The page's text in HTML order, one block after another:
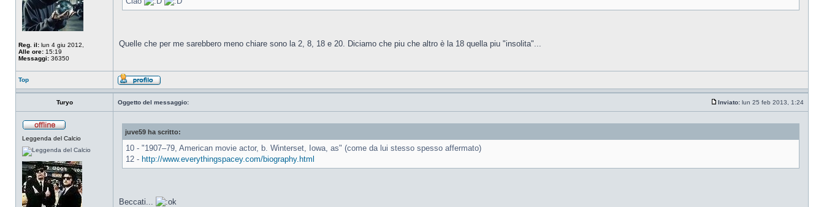
Reg. il: lun 4 giu 2012,
Alle ore: 15:19
Messaggi: 36350
Quelle che per me sarebbero meno chiare sono la 2, 8, 18 e 20. Diciamo che piu che altro è la 18 quella piu "insolita"...
Top
Turyo Oggetto del messaggio: Inviato: lun 25 feb 2013, 1:24
Leggenda del Calcio
juve59 ha scritto:
10 - "1907–79, American movie actor, b. Winterset, Iowa, as" (come da lui stesso spesso affermato)
12 - http://www.everythingspacey.com/biography.html
Beccati...